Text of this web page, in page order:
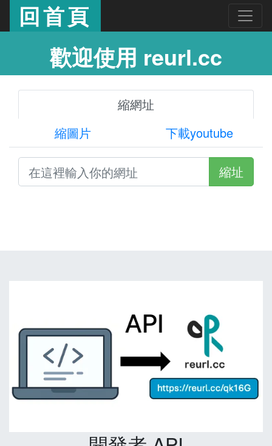
回首頁
歡迎使用 reurl.cc
縮網址
縮圖片
下載youtube
縮址